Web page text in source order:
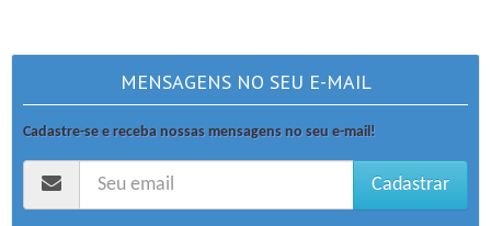
MENSAGENS NO SEU E-MAIL
Cadastre-se e receba nossas mensagens no seu e-mail!
Cadastrar